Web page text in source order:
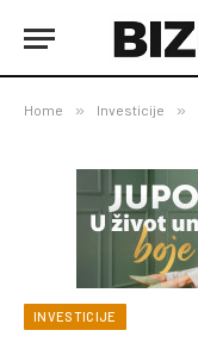
Home » Investicije »
INVESTICIJE